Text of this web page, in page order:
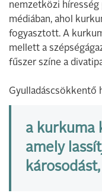
nemzetközi
médiában, ahol
fogyasztott. A
mellett a
fűszer színe a
Gyulladáscsökkentő
a kurkuma
amely
károsodást,